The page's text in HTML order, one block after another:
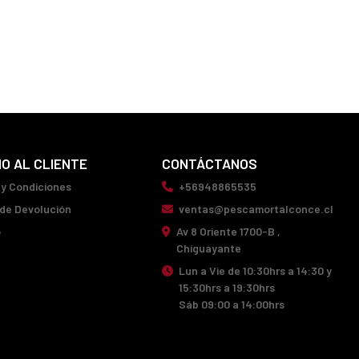
AL CLIENTE
Condiciones
Devolución
CONTÁCTANOS
+56948865535
ventas@pescamortalconce.cl
Av 8 Oriente 1700-B ,
Chiguayante
Lun a Vie de 10:30hrs a 14:30 y
15:30hrs a 19:30hrs
Sáb 09:00 a 14:00hrs